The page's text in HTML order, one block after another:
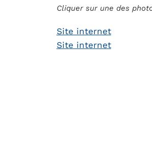
Cliquer sur une des
Site internet
Site internet